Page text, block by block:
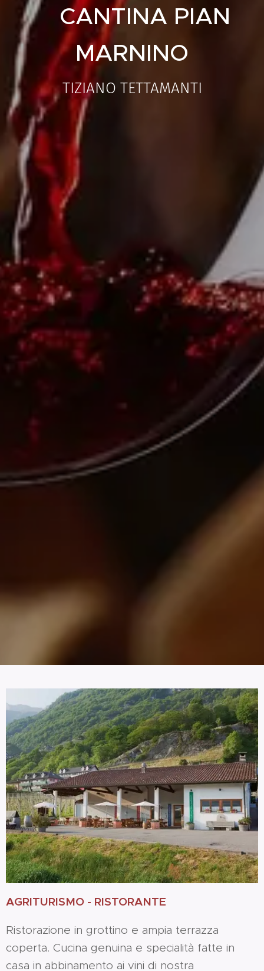
CANTINA PIAN
MARNINO
TIZIANO TETTAMANTI
AGRITURISMO - RISTORANTE
Ristorazione in grottino e ampia terrazza
coperta. Cucina genuina e specialità fatte in
casa in abbinamento ai vini di nostra